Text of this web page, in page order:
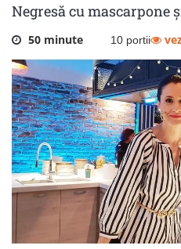
Negresă cu mascarpone
50 minute 10 portii